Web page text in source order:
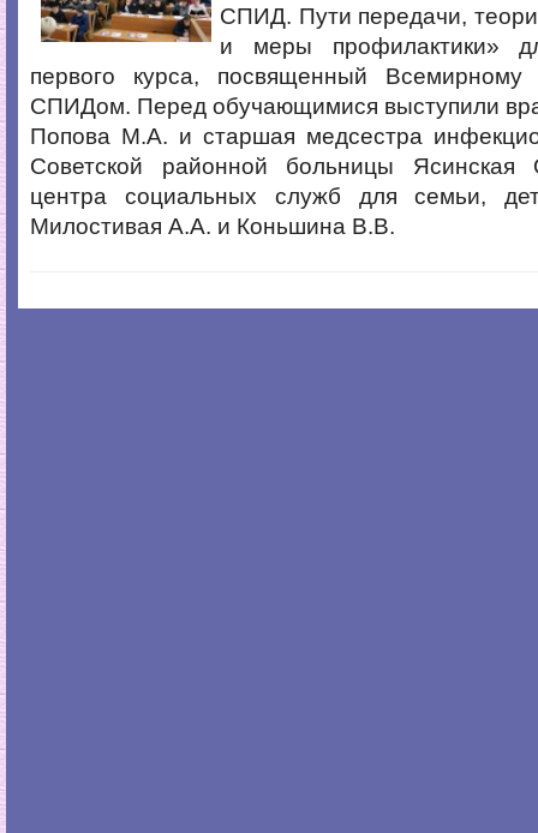
СПИД. Пути передачи,
и меры профилактики»
первого курса, посвященный
СПИДом. Перед обучающимися выступили
Попова М.А. и старшая медсестра
Советской районной больницы Ясинская
центра социальных служб для семьи,
Милостивая А.А. и Коньшина В.В.